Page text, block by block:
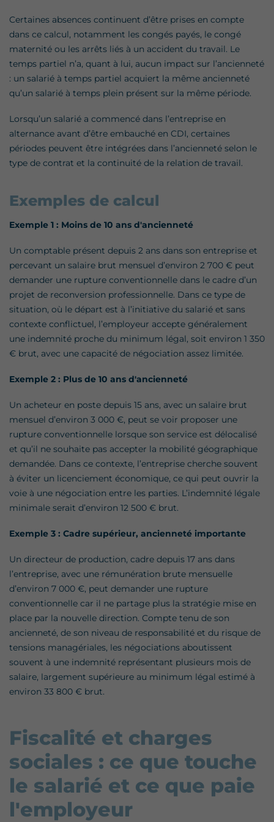
Certaines absences continuent d’être prises en compte
dans ce calcul, notamment les congés payés, le congé
maternité ou les arrêts liés à un accident du travail. Le
temps partiel n’a, quant à lui, aucun impact sur l’ancienneté
: un salarié à temps partiel acquiert la même ancienneté
qu’un salarié à temps plein présent sur la même période.
Lorsqu’un salarié a commencé dans l’entreprise en
alternance avant d’être embauché en CDI, certaines
périodes peuvent être intégrées dans l’ancienneté selon le
type de contrat et la continuité de la relation de travail.
Exemples de calcul
Exemple 1 : Moins de 10 ans d'ancienneté
Un comptable présent depuis 2 ans dans son entreprise et
percevant un salaire brut mensuel d’environ 2 700 € peut
demander une rupture conventionnelle dans le cadre d’un
projet de reconversion professionnelle. Dans ce type de
situation, où le départ est à l’initiative du salarié et sans
contexte conflictuel, l’employeur accepte généralement
une indemnité proche du minimum légal, soit environ 1 350
€ brut, avec une capacité de négociation assez limitée.
Exemple 2 : Plus de 10 ans d'ancienneté
Un acheteur en poste depuis 15 ans, avec un salaire brut
mensuel d’environ 3 000 €, peut se voir proposer une
rupture conventionnelle lorsque son service est délocalisé
et qu’il ne souhaite pas accepter la mobilité géographique
demandée. Dans ce contexte, l’entreprise cherche souvent
à éviter un licenciement économique, ce qui peut ouvrir la
voie à une négociation entre les parties. L’indemnité légale
minimale serait d’environ 12 500 € brut.
Exemple 3 : Cadre supérieur, ancienneté importante
Un directeur de production, cadre depuis 17 ans dans
l’entreprise, avec une rémunération brute mensuelle
d’environ 7 000 €, peut demander une rupture
conventionnelle car il ne partage plus la stratégie mise en
place par la nouvelle direction. Compte tenu de son
ancienneté, de son niveau de responsabilité et du risque de
tensions managériales, les négociations aboutissent
souvent à une indemnité représentant plusieurs mois de
salaire, largement supérieure au minimum légal estimé à
environ 33 800 € brut.
Fiscalité et charges
sociales : ce que touche
le salarié et ce que paie
l'employeur